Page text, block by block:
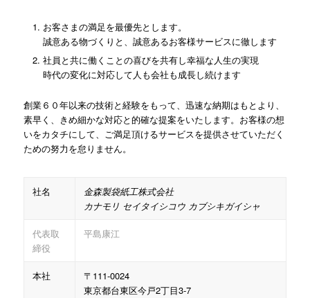
お客さまの満足を最優先とします。
誠意ある物づくりと、誠意あるお客様サービスに徹します
社員と共に働くことの喜びを共有し幸福な人生の実現
時代の変化に対応して人も会社も成長し続けます
創業６０年以来の技術と経験をもって、迅速な納期はもとより、
素早く、きめ細かな対応と的確な提案をいたします。お客様の想
いをカタチにして、ご満足頂けるサービスを提供させていただく
ための努力を怠りません。
社名
金森製袋紙工株式会社
カナモリ セイタイシコウ カブシキガイシャ
代表取
締役
平島康江
本社
〒111-0024
東京都台東区今戸2丁目3-7